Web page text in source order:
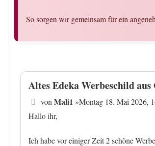
So sorgen wir gemeinsam für ein
Altes Edeka Werbeschild aus
Beitrag
von Mali1 »Montag 18. Mai 2026,
Hallo ihr,
Ich habe vor einiger Zeit 2 schöne